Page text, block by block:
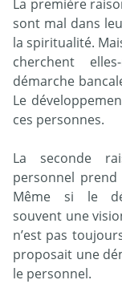
La première
sont mal dans
la spiritualité.
cherchent
démarche
Le
ces personnes.
La seconde
personnel
Même si le
souvent une
n’est pas
proposait une
le personnel.